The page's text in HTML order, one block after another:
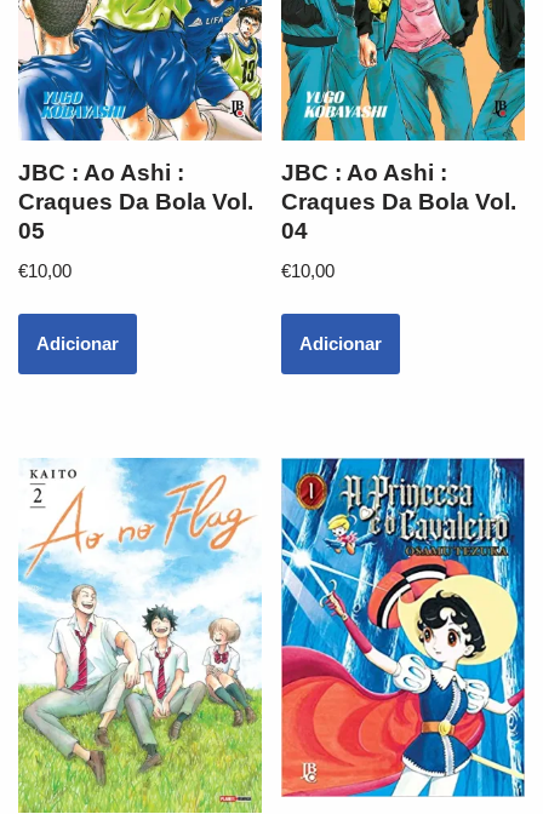
JBC : Ao Ashi :
Craques Da Bola Vol.
05
€10,00
Adicionar
JBC : Ao Ashi :
Craques Da Bola Vol.
04
€10,00
Adicionar